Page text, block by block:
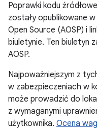
Poprawki kodu
zostały opublikowane
Open Source (AOSP) i
biuletynie. Ten biuletyn
AOSP.
Najpoważniejszym z
w zabezpieczeniach w
może prowadzić do
z wymaganymi
użytkownika. Ocena